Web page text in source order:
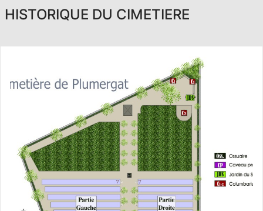
HISTORIQUE DU CIMETIERE